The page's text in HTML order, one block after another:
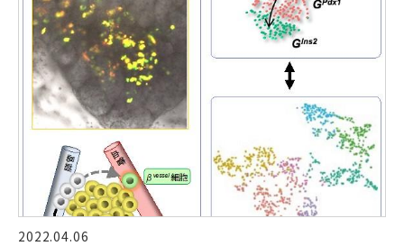
2022.04.06